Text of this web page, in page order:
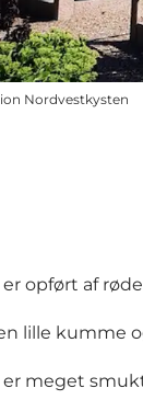
Nordvestkysten
opført af
lille kumme
meget